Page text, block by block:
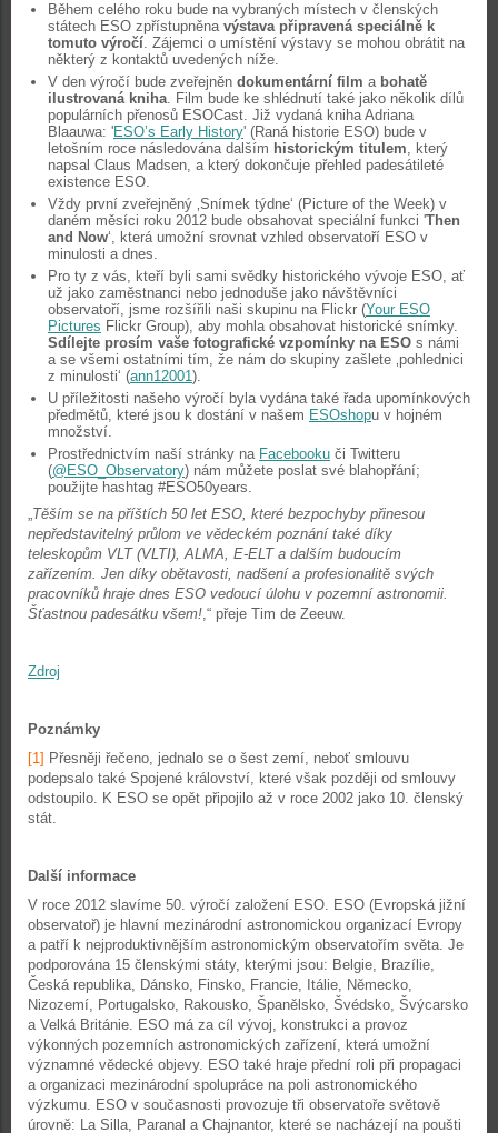
Během celého roku bude na vybraných místech v členských
státech ESO zpřístupněna výstava připravená speciálně k
tomuto výročí. Zájemci o umístění výstavy se mohou obrátit na
některý z kontaktů uvedených níže.
V den výročí bude zveřejněn dokumentární film a bohatě
ilustrovaná kniha. Film bude ke shlédnutí také jako několik dílů
populárních přenosů ESOCast. Již vydaná kniha Adriana
Blaauwa: 'ESO’s Early History' (Raná historie ESO) bude v
letošním roce následována dalším historickým titulem, který
napsal Claus Madsen, a který dokončuje přehled padesátileté
existence ESO.
Vždy první zveřejněný ‚Snímek týdne‘ (Picture of the Week) v
daném měsíci roku 2012 bude obsahovat speciální funkci 'Then
and Now‘, která umožní srovnat vzhled observatoří ESO v
minulosti a dnes.
Pro ty z vás, kteří byli sami svědky historického vývoje ESO, ať
už jako zaměstnanci nebo jednoduše jako návštěvníci
observatoří, jsme rozšířili naši skupinu na Flickr (Your ESO
Pictures Flickr Group), aby mohla obsahovat historické snímky.
Sdílejte prosím vaše fotografické vzpomínky na ESO s námi
a se všemi ostatními tím, že nám do skupiny zašlete ‚pohlednici
z minulosti‘ (ann12001).
U příležitosti našeho výročí byla vydána také řada upomínkových
předmětů, které jsou k dostání v našem ESOshopu v hojném
množství.
Prostřednictvím naší stránky na Facebooku či Twitteru
(@ESO_Observatory) nám můžete poslat své blahopřání;
použijte hashtag #ESO50years.
„Těším se na příštích 50 let ESO, které bezpochyby přinesou
nepředstavitelný průlom ve vědeckém poznání také díky
teleskopům VLT (VLTI), ALMA, E-ELT a dalším budoucím
zařízením. Jen díky obětavosti, nadšení a profesionalitě svých
pracovníků hraje dnes ESO vedoucí úlohu v pozemní astronomii.
Šťastnou padesátku všem!,“ přeje Tim de Zeeuw.
Zdroj
Poznámky
[1] Přesněji řečeno, jednalo se o šest zemí, neboť smlouvu
podepsalo také Spojené království, které však později od smlouvy
odstoupilo. K ESO se opět připojilo až v roce 2002 jako 10. členský
stát.
Další informace
V roce 2012 slavíme 50. výročí založení ESO. ESO (Evropská jižní
observatoř) je hlavní mezinárodní astronomickou organizací Evropy
a patří k nejproduktivnějším astronomickým observatořím světa. Je
podporována 15 členskými státy, kterými jsou: Belgie, Brazílie,
Česká republika, Dánsko, Finsko, Francie, Itálie, Německo,
Nizozemí, Portugalsko, Rakousko, Španělsko, Švédsko, Švýcarsko
a Velká Británie. ESO má za cíl vývoj, konstrukci a provoz
výkonných pozemních astronomických zařízení, která umožní
významné vědecké objevy. ESO také hraje přední roli při propagaci
a organizaci mezinárodní spolupráce na poli astronomického
výzkumu. ESO v současnosti provozuje tři observatoře světově
úrovně: La Silla, Paranal a Chajnantor, které se nacházejí na poušti